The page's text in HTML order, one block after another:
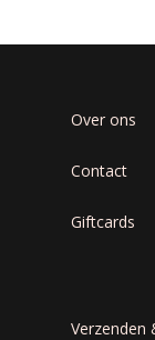
Over ons
Contact
Giftcards
Verzenden